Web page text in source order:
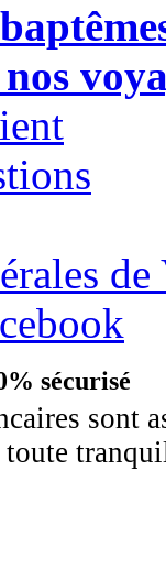
de
sécurisé
sont
toute